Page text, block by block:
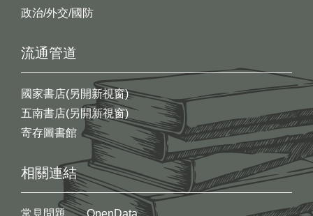
政治/外交/國防
流通管道
國家書店(另開新視窗)
五南書店(另開新視窗)
寄存圖書館
相關連結
常見問題
OpenData